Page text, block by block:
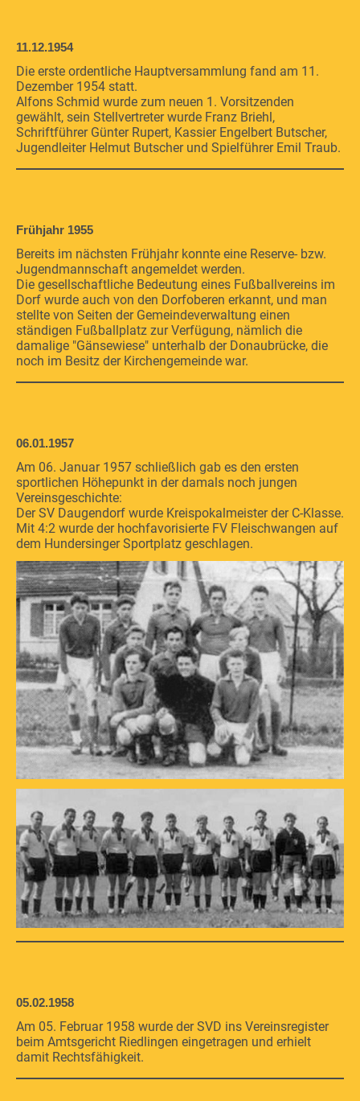
11.12.1954
Die erste ordentliche Hauptversammlung fand am 11.
Dezember 1954 statt.
Alfons Schmid wurde zum neuen 1. Vorsitzenden
gewählt, sein Stellvertreter wurde Franz Briehl,
Schriftführer Günter Rupert, Kassier Engelbert Butscher,
Jugendleiter Helmut Butscher und Spielführer Emil Traub.
Frühjahr 1955
Bereits im nächsten Frühjahr konnte eine Reserve- bzw.
Jugendmannschaft angemeldet werden.
Die gesellschaftliche Bedeutung eines Fußballvereins im
Dorf wurde auch von den Dorfoberen erkannt, und man
stellte von Seiten der Gemeindeverwaltung einen
ständigen Fußballplatz zur Verfügung, nämlich die
damalige "Gänsewiese" unterhalb der Donaubrücke, die
noch im Besitz der Kirchengemeinde war.
06.01.1957
Am 06. Januar 1957 schließlich gab es den ersten
sportlichen Höhepunkt in der damals noch jungen
Vereinsgeschichte:
Der SV Daugendorf wurde Kreispokalmeister der C-Klasse.
Mit 4:2 wurde der hochfavorisierte FV Fleischwangen auf
dem Hundersinger Sportplatz geschlagen.
05.02.1958
Am 05. Februar 1958 wurde der SVD ins Vereinsregister
beim Amtsgericht Riedlingen eingetragen und erhielt
damit Rechtsfähigkeit.